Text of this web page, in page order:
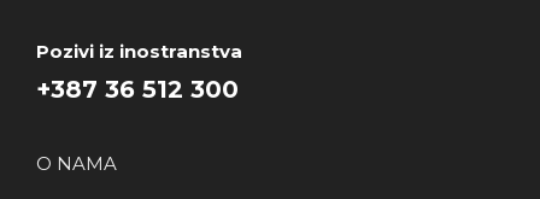
Pozivi iz inostranstva
+387 36 512 300
O NAMA